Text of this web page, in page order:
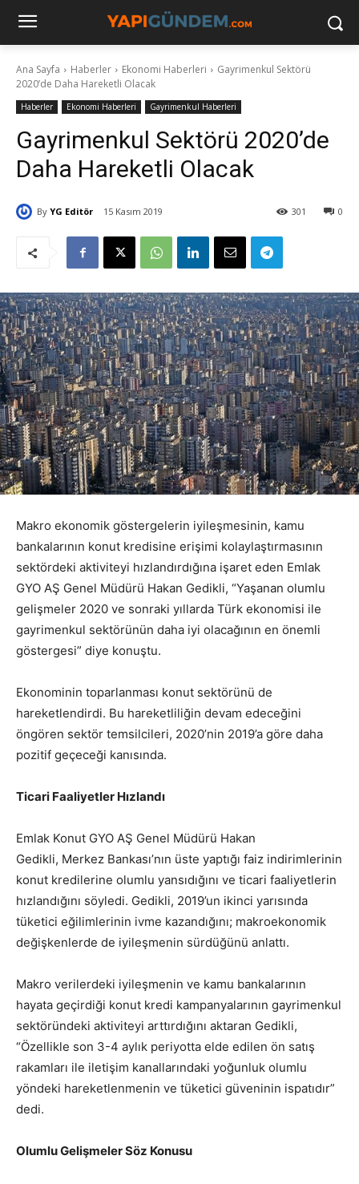
Ana Sayfa Haberler Ekonomi Haberleri
Gayrimenkul Sektörü
2020’de Daha Hareketli Olacak
Haberler Ekonomi Haberleri Gayrimenkul Haberleri
Gayrimenkul Sektörü 2020’de
Daha Hareketli Olacak
By YG Editör 15 Kasım 2019 0
301
Makro ekonomik göstergelerin iyileşmesinin, kamu
bankalarının konut kredisine erişimi kolaylaştırmasının
sektördeki aktiviteyi hızlandırdığına işaret eden Emlak
GYO AŞ Genel Müdürü Hakan Gedikli, “Yaşanan olumlu
gelişmeler 2020 ve sonraki yıllarda Türk ekonomisi ile
gayrimenkul sektörünün daha iyi olacağının en önemli
göstergesi” diye konuştu.
Ekonominin toparlanması konut sektörünü de
hareketlendirdi. Bu hareketliliğin devam edeceğini
öngören sektör temsilcileri, 2020’nin 2019’a göre daha
pozitif geçeceği kanısında.
Ticari Faaliyetler Hızlandı
Emlak Konut GYO AŞ Genel Müdürü Hakan
Gedikli, Merkez Bankası’nın üste yaptığı faiz indirimlerinin
konut kredilerine olumlu yansıdığını ve ticari faaliyetlerin
hızlandığını söyledi. Gedikli, 2019’un ikinci yarısında
tüketici eğilimlerinin ivme kazandığını; makroekonomik
değişkenlerde de iyileşmenin sürdüğünü anlattı.
Makro verilerdeki iyileşmenin ve kamu bankalarının
hayata geçirdiği konut kredi kampanyalarının gayrimenkul
sektöründeki aktiviteyi arttırdığını aktaran Gedikli,
“Özellikle son 3-4 aylık periyotta elde edilen ön satış
rakamları ile iletişim kanallarındaki yoğunluk olumlu
yöndeki hareketlenmenin ve tüketici güveninin ispatıdır”
dedi.
Olumlu Gelişmeler Söz Konusu